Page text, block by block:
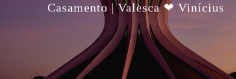
Casamento | Valesca ❤ Vinícius